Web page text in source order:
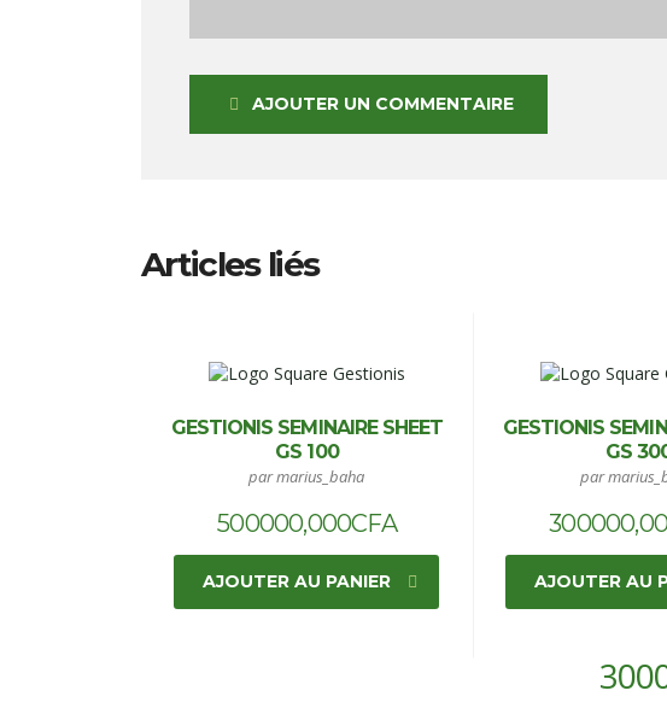
AJOUTER UN COMMENTAIRE
Articles liés
GESTIONIS SEMINAIRE SHEET
GS 100
par marius_baha
500000,000CFA
AJOUTER AU PANIER
GESTIONIS
GS
par
AJOUTER AU